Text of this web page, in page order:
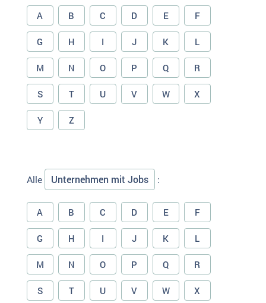
A B C D E F
G H I J K L
M N O P Q R
S T U V W X
Y Z
Alle Unternehmen mit Jobs :
A B C D E F
G H I J K L
M N O P Q R
S T U V W X